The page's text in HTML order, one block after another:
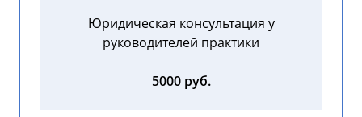
Юридическая консультация у
руководителей практики
5000 руб.